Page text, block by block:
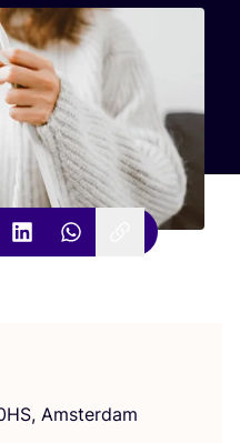
HS, Amsterdam